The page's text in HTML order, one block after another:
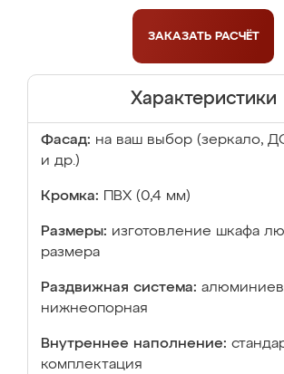
ЗАКАЗАТЬ РАСЧЁТ
Характеристики
Фасад: на ваш выбор (зеркало,
и др.)
Кромка: ПВХ (0,4 мм)
Размеры: изготовление шкафа
размера
Раздвижная система:
нижнеопорная
Внутреннее наполнение:
комплектация